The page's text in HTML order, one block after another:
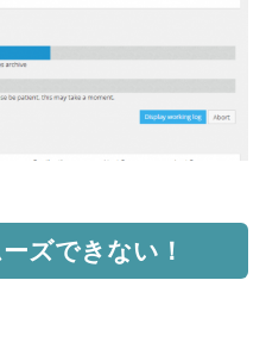
ズできない！